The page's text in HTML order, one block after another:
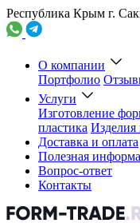
Республика Крым г.
О компании
Портфолио
Услуги
Изготовление
пластика Изделия
Доставка и оплата
Полезная
Вопрос-ответ
Контакты